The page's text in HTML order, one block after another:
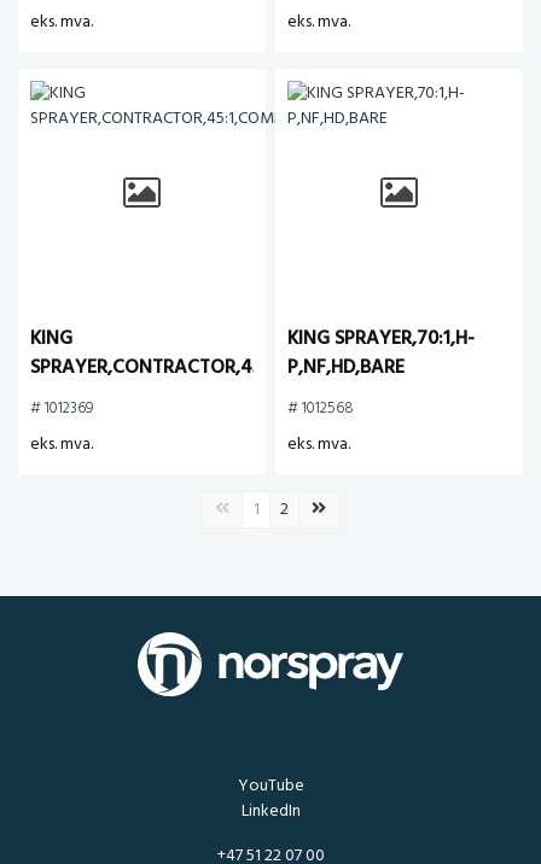
eks. mva. eks. mva.
KING
SPRAYER,CONTRACTOR,45:1,COMP
# 1012369
eks. mva.
KING SPRAYER,70:1,H-
P,NF,HD,BARE
# 1012568
eks. mva.
Forrige side
1 2 Neste side
YouTube
LinkedIn
+47 51 22 07 00